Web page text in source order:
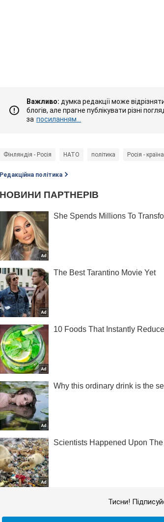
Важливо: думка редакції може
блогів, але прагне публікувати різні
за посиланням...
Фінляндія - Росія НАТО політика Росія -
Редакційна політика
Тисни!